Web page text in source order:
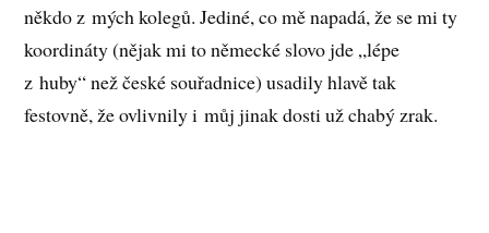
někdo z mých kolegů. Jediné, co mě napadá, že se mi ty
koordináty (nějak mi to německé slovo jde „lépe
z huby“ než české souřadnice) usadily hlavě tak
festovně, že ovlivnily i můj jinak dosti už chabý zrak.